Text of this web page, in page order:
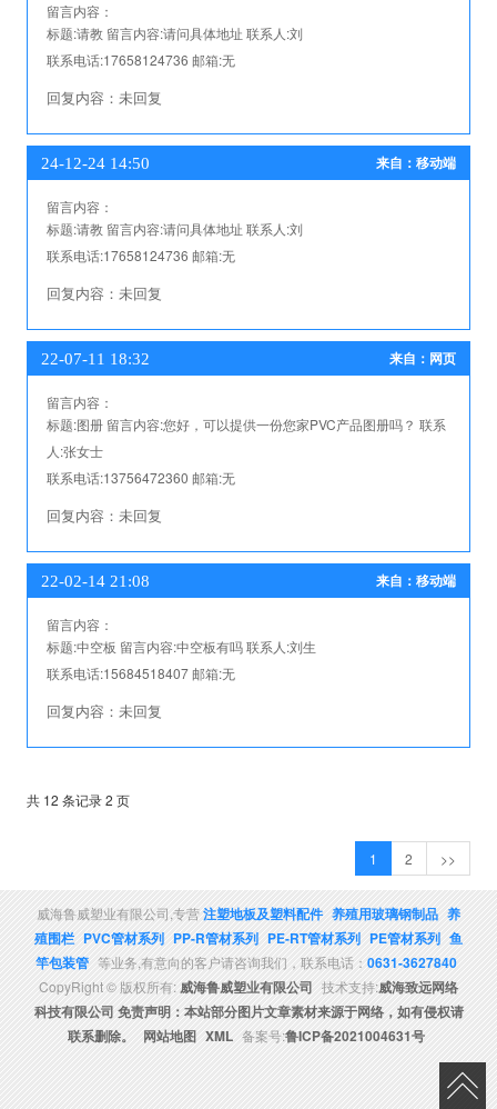
留言内容：
标题:请教 留言内容:请问具体地址联系人:刘
联系电话:17658124736邮箱:无
回复内容：未回复
24-12-24 14:50 来自：移动端
留言内容：
标题:请教 留言内容:请问具体地址联系人:刘
联系电话:17658124736邮箱:无
回复内容：未回复
22-07-11 18:32 来自：网页
留言内容：
标题:图册 留言内容:您好，可以提供一份您家PVC产品图册吗？联系
人:张女士
联系电话:13756472360邮箱:无
回复内容：未回复
22-02-14 21:08 来自：移动端
留言内容：
标题:中空板 留言内容:中空板有吗联系人:刘生
联系电话:15684518407邮箱:无
回复内容：未回复
共 12 条记录 2 页
1 2 >>
威海鲁威塑业有限公司,专营注塑地板及塑料配件 养殖用玻璃钢制品 养
殖围栏 PVC管材系列 PP-R管材系列 PE-RT管材系列 PE管材系列 鱼
竿包装管 等业务,有意向的客户请咨询我们，联系电话： 0631-3627840
CopyRight © 版权所有:威海鲁威塑业有限公司 技术支持:威海致远网络
科技有限公司 免责声明：本站部分图片文章素材来源于网络，如有侵权请
联系删除。
网站地图 XML 备案号:鲁ICP备2021004631号